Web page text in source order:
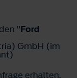
"Ford
GmbH (im
erhalten,